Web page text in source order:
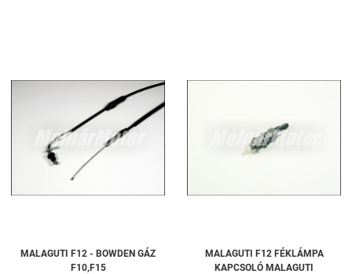
MALAGUTI F12 - BOWDEN GÁZ
F10,F15
MALAGUTI F12 FÉKLÁMPA
KAPCSOLÓ MALAGUTI